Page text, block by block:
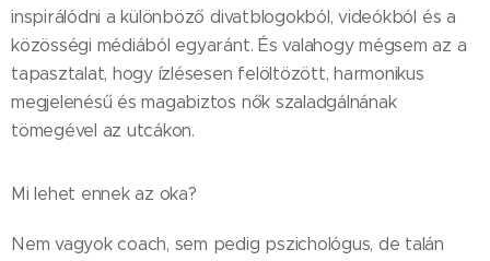
inspirálódni a különböző divatblogokból, videókból és a
közösségi médiából egyaránt. És valahogy mégsem az a
tapasztalat, hogy ízlésesen felöltözött, harmonikus
megjelenésű és magabiztos nők szaladgálnának
tömegével az utcákon.
Mi lehet ennek az oka?
Nem vagyok coach, sem pedig pszichológus, de talán